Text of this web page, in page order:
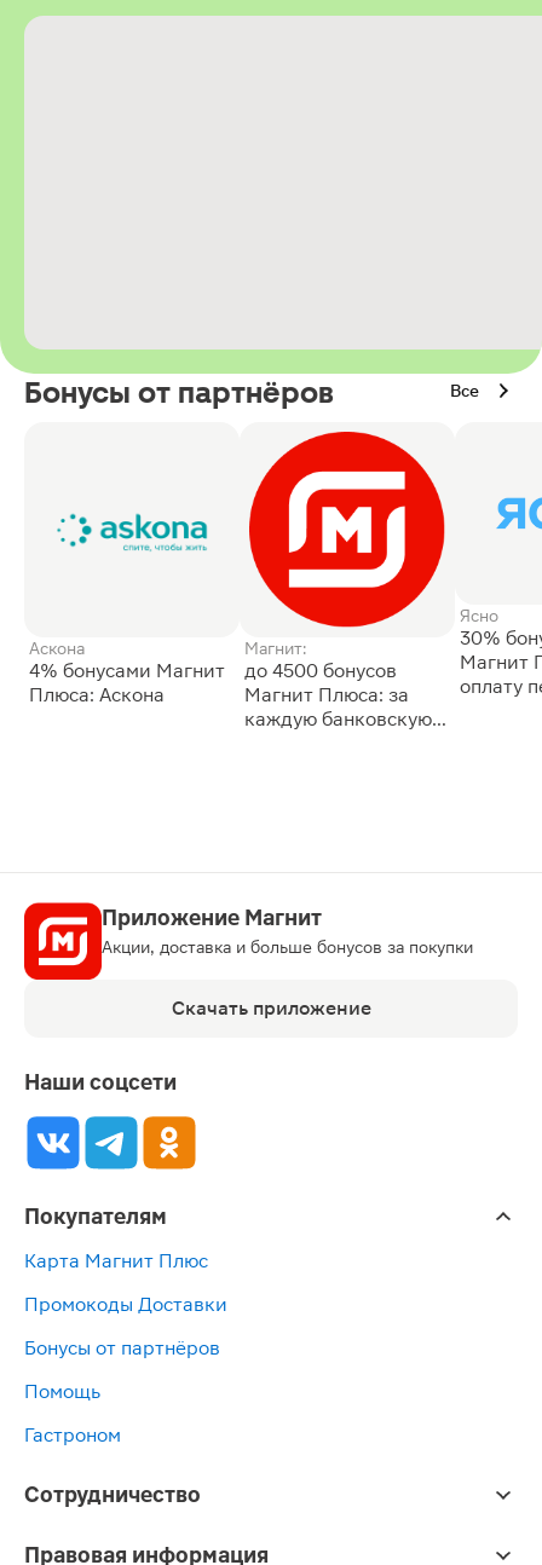
Бонусы от партнёров Все
Аскона
4% бонусами Магнит
Плюса: Аскона
Магнит:
до 4500 бонусов
Магнит Плюса: за
каждую банковскую
Ясно
30%
Магнит
оплату
Приложение Магнит
Акции, доставка и больше бонусов за покупки
Скачать приложение
Наши соцсети
Покупателям
Карта Магнит Плюс
Промокоды Доставки
Бонусы от партнёров
Помощь
Гастроном
Сотрудничество
Правовая информация